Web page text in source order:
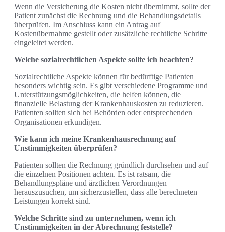
Wenn die Versicherung die Kosten nicht übernimmt, sollte der
Patient zunächst die Rechnung und die Behandlungsdetails
überprüfen. Im Anschluss kann ein Antrag auf
Kostenübernahme gestellt oder zusätzliche rechtliche Schritte
eingeleitet werden.
Welche sozialrechtlichen Aspekte sollte ich beachten?
Sozialrechtliche Aspekte können für bedürftige Patienten
besonders wichtig sein. Es gibt verschiedene Programme und
Unterstützungsmöglichkeiten, die helfen können, die
finanzielle Belastung der Krankenhauskosten zu reduzieren.
Patienten sollten sich bei Behörden oder entsprechenden
Organisationen erkundigen.
Wie kann ich meine Krankenhausrechnung auf
Unstimmigkeiten überprüfen?
Patienten sollten die Rechnung gründlich durchsehen und auf
die einzelnen Positionen achten. Es ist ratsam, die
Behandlungspläne und ärztlichen Verordnungen
herauszusuchen, um sicherzustellen, dass alle berechneten
Leistungen korrekt sind.
Welche Schritte sind zu unternehmen, wenn ich
Unstimmigkeiten in der Abrechnung feststelle?